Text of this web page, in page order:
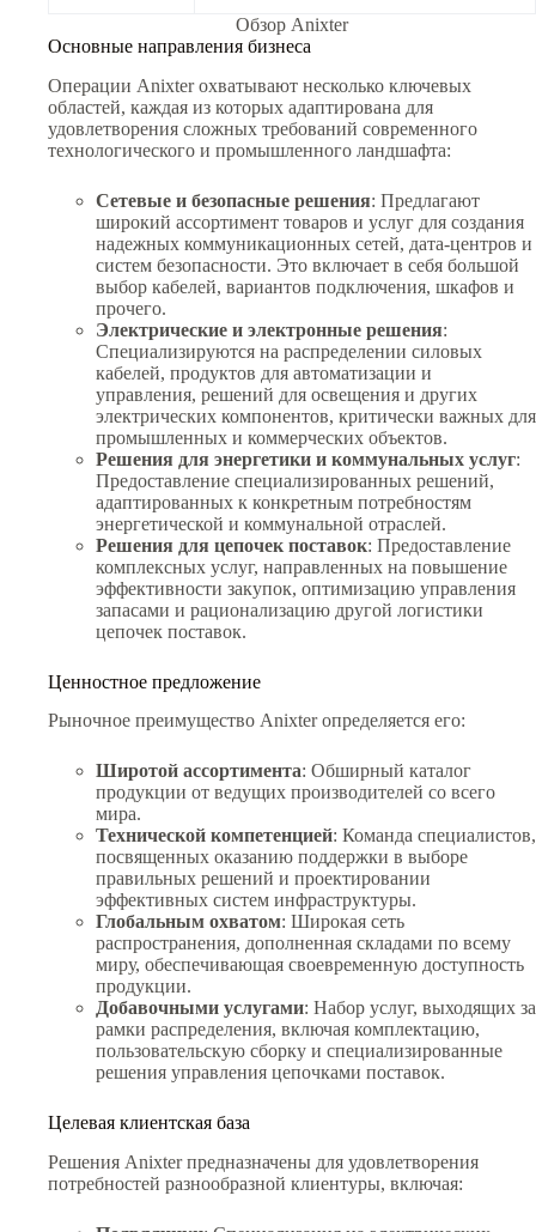
Обзор Anixter
Основные направления бизнеса
Операции Anixter охватывают несколько ключевых
областей, каждая из которых адаптирована для
удовлетворения сложных требований современного
технологического и промышленного ландшафта:
Сетевые и безопасные решения: Предлагают
широкий ассортимент товаров и услуг для создания
надежных коммуникационных сетей, дата-центров и
систем безопасности. Это включает в себя большой
выбор кабелей, вариантов подключения, шкафов и
прочего.
Электрические и электронные решения:
Специализируются на распределении силовых
кабелей, продуктов для автоматизации и
управления, решений для освещения и других
электрических компонентов, критически важных для
промышленных и коммерческих объектов.
Решения для энергетики и коммунальных услуг:
Предоставление специализированных решений,
адаптированных к конкретным потребностям
энергетической и коммунальной отраслей.
Решения для цепочек поставок: Предоставление
комплексных услуг, направленных на повышение
эффективности закупок, оптимизацию управления
запасами и рационализацию другой логистики
цепочек поставок.
Ценностное предложение
Рыночное преимущество Anixter определяется его:
Широтой ассортимента: Обширный каталог
продукции от ведущих производителей со всего
мира.
Технической компетенцией: Команда специалистов,
посвященных оказанию поддержки в выборе
правильных решений и проектировании
эффективных систем инфраструктуры.
Глобальным охватом: Широкая сеть
распространения, дополненная складами по всему
миру, обеспечивающая своевременную доступность
продукции.
Добавочными услугами: Набор услуг, выходящих за
рамки распределения, включая комплектацию,
пользовательскую сборку и специализированные
решения управления цепочками поставок.
Целевая клиентская база
Решения Anixter предназначены для удовлетворения
потребностей разнообразной клиентуры, включая: